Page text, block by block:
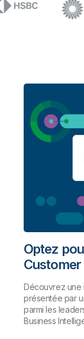
Optez
Customer
Découvrez une
présentée par
parmi les
Business